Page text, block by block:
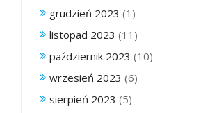
grudzień 2023 (1)
listopad 2023 (11)
październik 2023 (10)
wrzesień 2023 (6)
sierpień 2023 (5)